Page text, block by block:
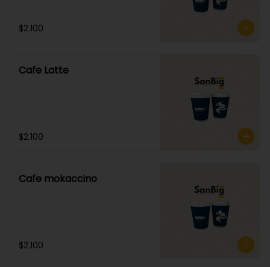
$2.100
Cafe Latte
$2.100
Cafe mokaccino
$2.100